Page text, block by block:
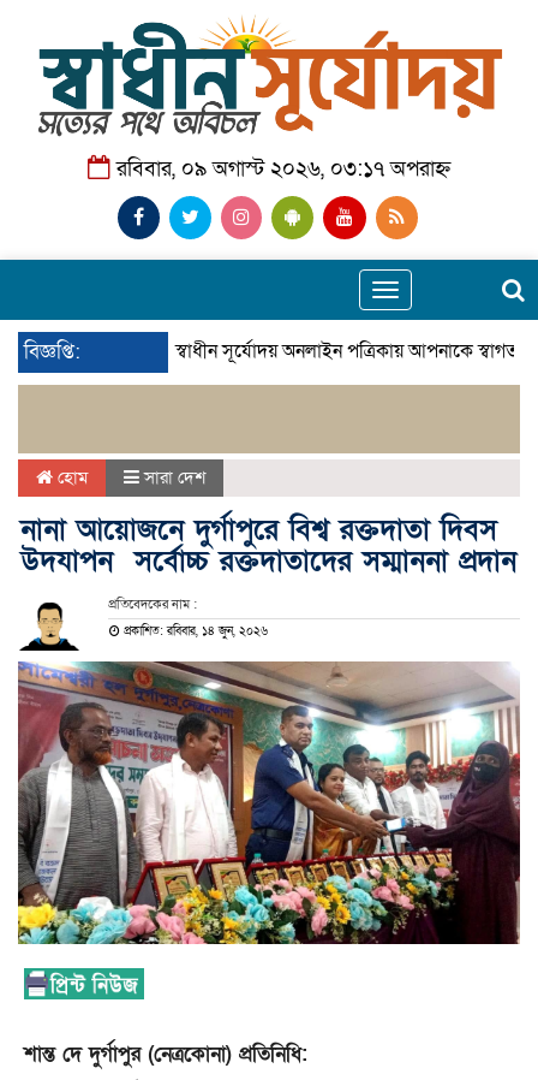
রবিবার, ০৯ অগাস্ট ২০২৬, ০৩:১৭ অপরাহ্ন
Toggle
navigation
বিজ্ঞপ্তি: স্বাধীন সূর্যোদয় অনলাইন পত্রিকায় আপনাকে
হোম সারা দেশ
নানা আয়োজনে দুর্গাপুরে বিশ্ব রক্তদাতা দিবস
উদযাপন সর্বোচ্চ রক্তদাতাদের সম্মাননা প্রদান
প্রতিবেদকের নাম :
প্রকাশিত: রবিবার, ১৪ জুন, ২০২৬
শান্ত দে দুর্গাপুর (নেত্রকোনা) প্রতিনিধি: